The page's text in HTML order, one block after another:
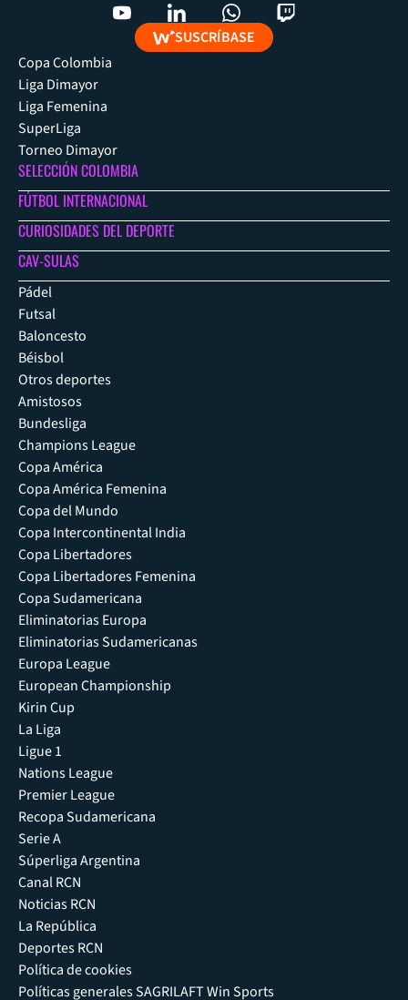
SUSCRÍBASE
Copa Colombia
Liga Dimayor
Liga Femenina
SuperLiga
Torneo Dimayor
SELECCIÓN COLOMBIA
FÚTBOL INTERNACIONAL
CURIOSIDADES DEL DEPORTE
CAV-SULAS
Pádel
Futsal
Baloncesto
Béisbol
Otros deportes
Amistosos
Bundesliga
Champions League
Copa América
Copa América Femenina
Copa del Mundo
Copa Intercontinental India
Copa Libertadores
Copa Libertadores Femenina
Copa Sudamericana
Eliminatorias Europa
Eliminatorias Sudamericanas
Europa League
European Championship
Kirin Cup
La Liga
Ligue 1
Nations League
Premier League
Recopa Sudamericana
Serie A
Súperliga Argentina
Canal RCN
Noticias RCN
La República
Deportes RCN
Política de cookies
Políticas generales SAGRILAFT Win Sports